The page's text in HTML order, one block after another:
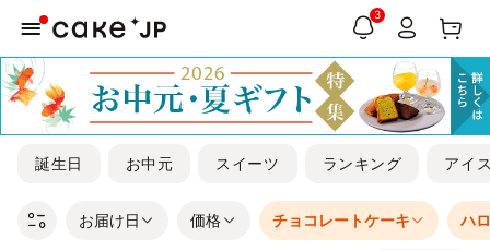
3
誕生日 お中元 スイーツ ランキング アイ
お届け日 価格 チョコレートケーキ ハ